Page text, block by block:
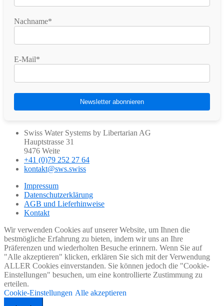
Nachname*
E-Mail*
Swiss Water Systems by Libertarian AG
Hauptstrasse 31
9476 Weite
+41 (0)79 252 27 64
kontakt@sws.swiss
Impressum
Datenschutzerklärung
AGB und Lieferhinweise
Kontakt
Wir verwenden Cookies auf unserer Website, um Ihnen die
bestmögliche Erfahrung zu bieten, indem wir uns an Ihre
Präferenzen und wiederholten Besuche erinnern. Wenn Sie auf
"Alle akzeptieren" klicken, erklären Sie sich mit der Verwendung
ALLER Cookies einverstanden. Sie können jedoch die "Cookie-
Einstellungen" besuchen, um eine kontrollierte Zustimmung zu
erteilen.
Cookie-Einstellungen Alle akzeptieren